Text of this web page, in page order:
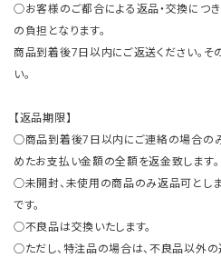
○お客様のご都合による返品・交換につ
の負担となります。
商品到着後7日以内にご返送ください。そ
い。
【返品期限】
○商品到着後7日以内にご連絡の場合の
めたお支払い金額の全額を返金致します。
○未開封、未使用の商品のみ返品可としま
です。
○不良品は交換いたします。
○ただし、特注品の場合は、不良品以外